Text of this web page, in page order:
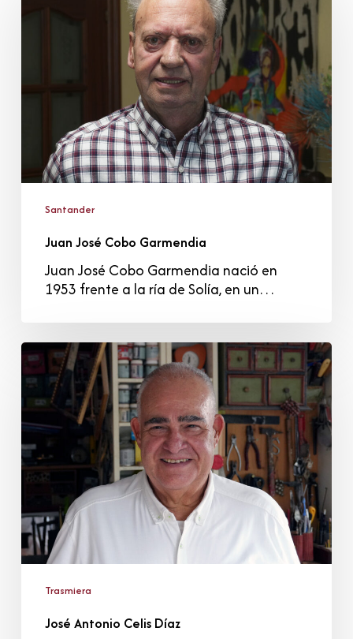
Santander
Juan José Cobo Garmendia
Juan José Cobo Garmendia nació en
1953 frente a la ría de Solía, en un…
José
Antonio
Celis
Díaz
Trasmiera
José Antonio Celis Díaz